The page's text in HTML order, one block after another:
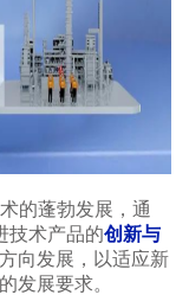
的蓬勃发展，通
技术产品的创新与
方向发展，以适应新
发展要求。